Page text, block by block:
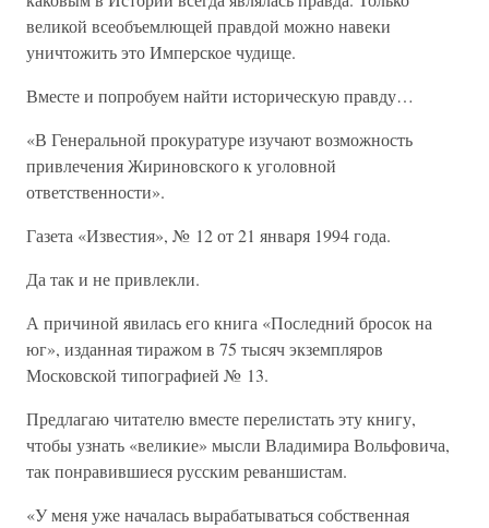
великой всеобъемлющей правдой можно навеки
уничтожить это Имперское чудище.
Вместе и попробуем найти историческую правду…
«В Генеральной прокуратуре изучают возможность
привлечения Жириновского к уголовной
ответственности».
Газета «Известия», № 12 от 21 января 1994 года.
Да так и не привлекли.
А причиной явилась его книга «Последний бросок на
юг», изданная тиражом в 75 тысяч экземпляров
Московской типографией № 13.
Предлагаю читателю вместе перелистать эту книгу,
чтобы узнать «великие» мысли Владимира Вольфовича,
так понравившиеся русским реваншистам.
«У меня уже началась вырабатываться собственная